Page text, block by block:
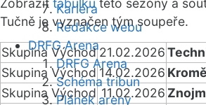
Kariéra
Redakce webu
DRFG Arena
DRFG Arena
Schéma tribun
Plánek areny
Zobrazit tabulku této sezóny a
Tučně je vyznačen tým soupeře.
Skupina Východ 21.02.2026
Skupina Východ 14.02.2026
Skupina Východ 11.02.2026